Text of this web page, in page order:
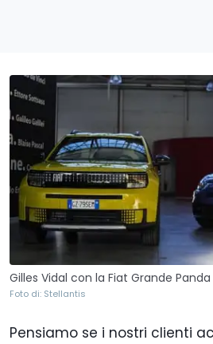
Gilles Vidal con la Fiat Grande
Foto di: Stellantis
Pensiamo se i nostri clienti